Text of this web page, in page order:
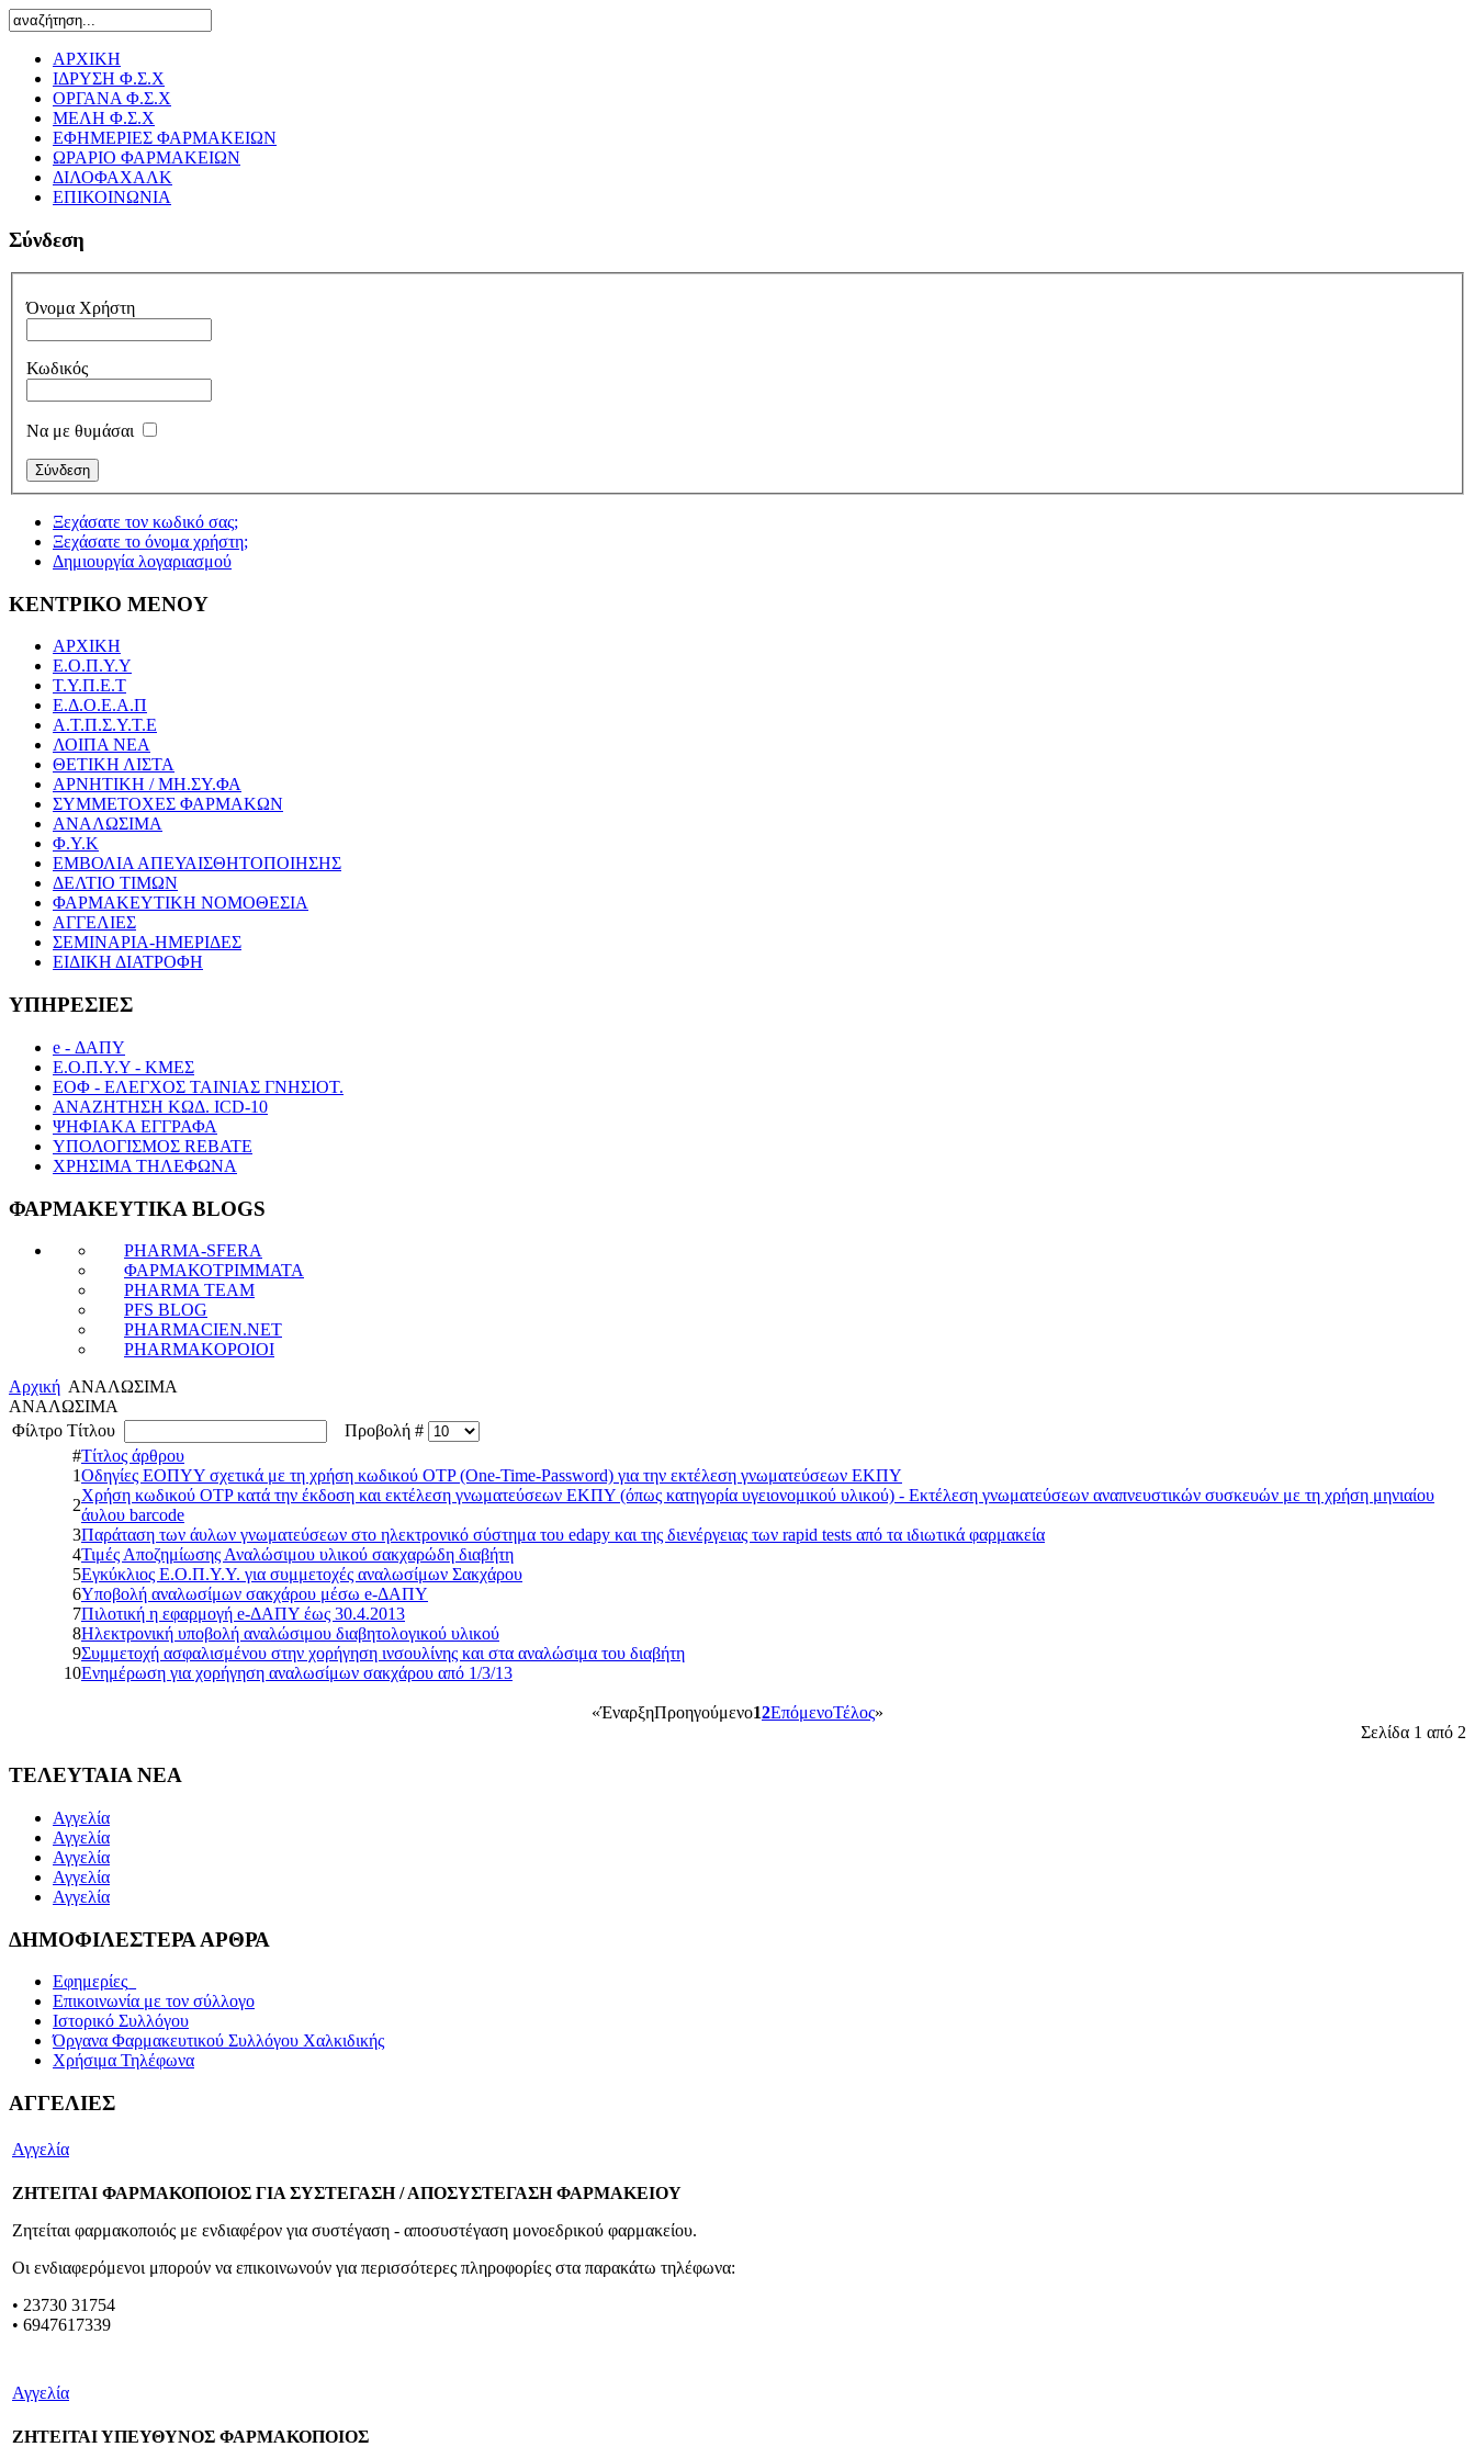
ΑΡΧΙΚΗ
ΙΔΡΥΣΗ Φ.Σ.Χ
ΟΡΓΑΝΑ Φ.Σ.Χ
ΜΕΛΗ Φ.Σ.Χ
ΕΦΗΜΕΡΙΕΣ ΦΑΡΜΑΚΕΙΩΝ
ΩΡΑΡΙΟ ΦΑΡΜΑΚΕΙΩΝ
ΔΙΛΟΦΑΧΑΛΚ
ΕΠΙΚΟΙΝΩΝΙΑ
Σύνδεση
Όνομα Χρήστη
Κωδικός
Να με θυμάσαι
Ξεχάσατε τον κωδικό σας;
Ξεχάσατε το όνομα χρήστη;
Δημιουργία λογαριασμού
ΚΕΝΤΡΙΚΟ ΜΕΝΟΥ
ΑΡΧΙΚΗ
Ε.Ο.Π.Υ.Υ
Τ.Υ.Π.Ε.Τ
Ε.Δ.Ο.Ε.Α.Π
Α.Τ.Π.Σ.Υ.Τ.Ε
ΛΟΙΠΑ ΝΕΑ
ΘΕΤΙΚΗ ΛΙΣΤΑ
ΑΡΝΗΤΙΚΗ / ΜΗ.ΣΥ.ΦΑ
ΣΥΜΜΕΤΟΧΕΣ ΦΑΡΜΑΚΩΝ
ΑΝΑΛΩΣΙΜΑ
Φ.Υ.Κ
ΕΜΒΟΛΙΑ ΑΠΕΥΑΙΣΘΗΤΟΠΟΙΗΣΗΣ
ΔΕΛΤΙΟ ΤΙΜΩΝ
ΦΑΡΜΑΚΕΥΤΙΚΗ ΝΟΜΟΘΕΣΙΑ
ΑΓΓΕΛΙΕΣ
ΣΕΜΙΝΑΡΙΑ-ΗΜΕΡΙΔΕΣ
ΕΙΔΙΚΗ ΔΙΑΤΡΟΦΗ
ΥΠΗΡΕΣΙΕΣ
e - ΔΑΠΥ
Ε.Ο.Π.Υ.Υ - ΚΜΕΣ
ΕΟΦ - ΕΛΕΓΧΟΣ ΤΑΙΝΙΑΣ ΓΝΗΣΙΟΤ.
ΑΝΑΖΗΤΗΣΗ ΚΩΔ. ICD-10
ΨΗΦΙΑΚΑ ΕΓΓΡΑΦΑ
ΥΠΟΛΟΓΙΣΜΟΣ REBATE
ΧΡΗΣΙΜΑ ΤΗΛΕΦΩΝΑ
ΦΑΡΜΑΚΕΥΤΙΚΑ BLOGS
PHARMA-SFERA
ΦΑΡΜΑΚΟΤΡΙΜΜΑΤΑ
PHARMA TEAM
PFS BLOG
PHARMACIEN.NET
PHARMAKOPOIOI
Αρχική ΑΝΑΛΩΣΙΜΑ
ΑΝΑΛΩΣΙΜΑ
Φίλτρο Τίτλου
Προβολή #
#Τίτλος άρθρου
1Οδηγίες ΕΟΠΥΥ σχετικά με τη χρήση κωδικού OTP (One-Time-Password) για την εκτέλεση γνωματεύσεων ΕΚΠΥ
2
Χρήση κωδικού OTP κατά την έκδοση και εκτέλεση γνωματεύσεων ΕΚΠΥ (όπως κατηγορία υγειονομικού υλικού) - Εκτέλεση γνωματεύσεων αναπνευστικών συσκευών με τη χρήση μηνιαίου
άυλου barcode
3Παράταση των άυλων γνωματεύσεων στο ηλεκτρονικό σύστημα του edapy και της διενέργειας των rapid tests από τα ιδιωτικά φαρμακεία
4Τιμές Αποζημίωσης Αναλώσιμου υλικού σακχαρώδη διαβήτη
5Εγκύκλιος Ε.Ο.Π.Υ.Υ. για συμμετοχές αναλωσίμων Σακχάρου
6Υποβολή αναλωσίμων σακχάρου μέσω e-ΔΑΠΥ
7Πιλοτική η εφαρμογή e-ΔΑΠΥ έως 30.4.2013
8Ηλεκτρονική υποβολή αναλώσιμου διαβητολογικού υλικού
9Συμμετοχή ασφαλισμένου στην χορήγηση ινσουλίνης και στα αναλώσιμα του διαβήτη
10Ενημέρωση για χορήγηση αναλωσίμων σακχάρου από 1/3/13
«ΈναρξηΠροηγούμενο12ΕπόμενοΤέλος»
Σελίδα 1 από 2
ΤΕΛΕΥΤΑΙΑ ΝΕΑ
Αγγελία
Αγγελία
Αγγελία
Αγγελία
Αγγελία
ΔΗΜΟΦΙΛΕΣΤΕΡΑ ΑΡΘΡΑ
Εφημερίες_
Επικοινωνία με τον σύλλογο
Ιστορικό Συλλόγου
Όργανα Φαρμακευτικού Συλλόγου Χαλκιδικής
Χρήσιμα Τηλέφωνα
ΑΓΓΕΛΙΕΣ
Αγγελία
ΖΗΤΕΙΤΑΙ ΦΑΡΜΑΚΟΠΟΙΟΣ ΓΙΑ ΣΥΣΤΕΓΑΣΗ / ΑΠΟΣΥΣΤΕΓΑΣΗ ΦΑΡΜΑΚΕΙΟΥ
Ζητείται φαρμακοποιός με ενδιαφέρον για συστέγαση - αποσυστέγαση μονοεδρικού φαρμακείου.
Οι ενδιαφερόμενοι μπορούν να επικοινωνούν για περισσότερες πληροφορίες στα παρακάτω τηλέφωνα:
• 23730 31754
• 6947617339
Αγγελία
ΖΗΤΕΙΤΑΙ ΥΠΕΥΘΥΝΟΣ ΦΑΡΜΑΚΟΠΟΙΟΣ